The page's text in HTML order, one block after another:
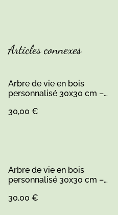
Articles connexes
Arbre de vie en bois
personnalisé 30x30 cm –
30,00 €
Arbre de vie en bois
personnalisé 30x30 cm –
30,00 €